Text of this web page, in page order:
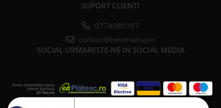
SUPORT CLIENTI
0774980197
contact@bestmama.ro
SOCIAL URMARESTE-NE IN SOCIAL MEDIA